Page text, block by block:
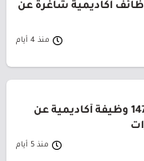
أكاديمية شاغرة عن
منذ 4 أيام
جامعة القصيم تعلن طرح 147 وظيفة أكاديمية عن
منذ 5 أيام